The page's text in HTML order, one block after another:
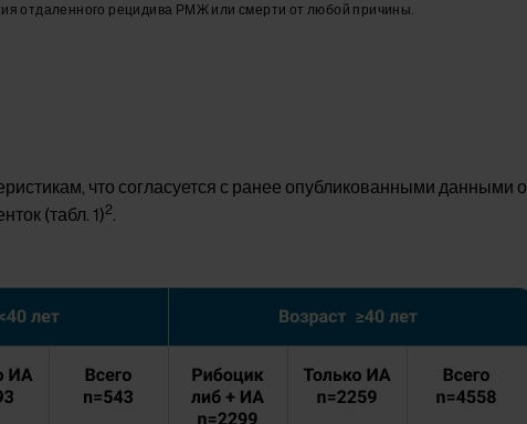
отдаленного рецидива РМЖ или смерти от любой причины.
что согласуется с ранее опубликованными данными о
(табл. 1)2.